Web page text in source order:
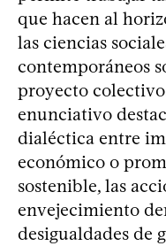
que hacen al
las ciencias
contemporáneos
proyecto
enunciativo
dialéctica entre
económico o
sostenible, las
envejecimiento
desigualdades de